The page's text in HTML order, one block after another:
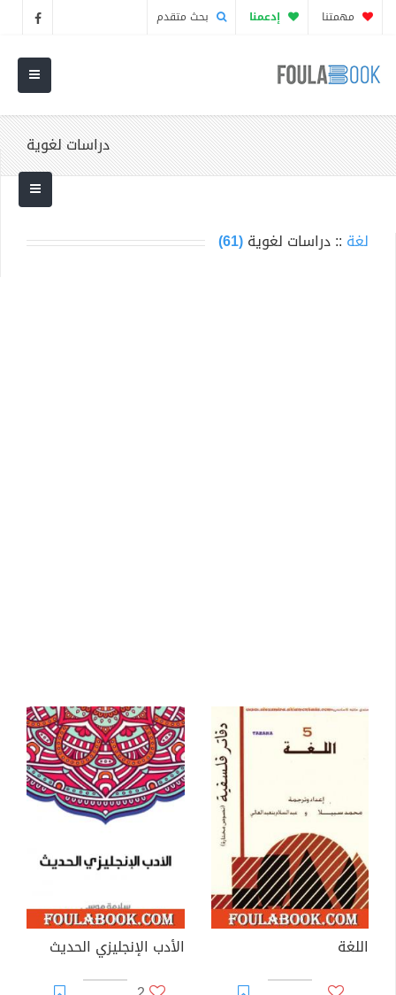
مهمتنا إدعمنا بحث متقدم
دراسات لغوية
لغة :: دراسات لغوية(61)
اللغة
الأدب الإنجليزي الحديث